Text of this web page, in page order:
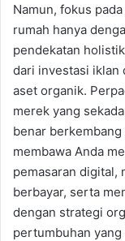
Namun, fokus
rumah hanya
pendekatan
dari investasi iklan
aset organik.
merek yang
benar
membawa Anda
pemasaran digital,
berbayar, serta
dengan strategi
pertumbuhan